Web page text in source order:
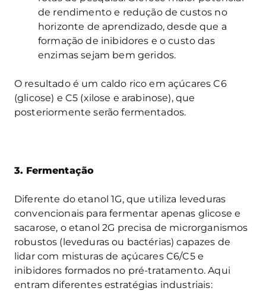
de rendimento e redução de custos no
horizonte de aprendizado, desde que a
formação de inibidores e o custo das
enzimas sejam bem geridos.
O resultado é um caldo rico em açúcares C6
(glicose) e C5 (xilose e arabinose), que
posteriormente serão fermentados.
3. Fermentação
Diferente do etanol 1G, que utiliza leveduras
convencionais para fermentar apenas glicose e
sacarose, o etanol 2G precisa de microrganismos
robustos (leveduras ou bactérias) capazes de
lidar com misturas de açúcares C6/C5 e
inibidores formados no pré-tratamento. Aqui
entram diferentes estratégias industriais: